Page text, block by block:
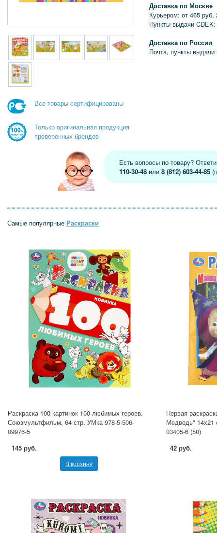
Все товары сертифицированы
Только оригинальная продукция
проверенных брендов
Доставка по Москве
Курьером: от 465 руб,
Пункты выдачи
Доставка по России
Почта, пункты выдачи
Есть вопросы по товару?
110-30-48 или8 (812) 603-44-85
Самые популярные Раскраски
Раскраска 100 картинок 100 любимых героев.
Союзмультфильм, 64 стр. УМка 978-5-506-
09976-5
145 руб.
В корзину
Первая
Медведь" 14х21
03405-6 (50)
42 руб.